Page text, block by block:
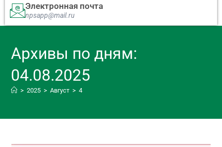
Электронная почта
npsapp@mail.ru
Архивы по дням:
04.08.2025
> 2025 > Август > 4